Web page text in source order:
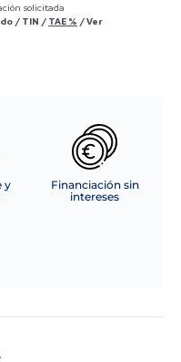
solicitada
/ TIN / TAE % /Ver
y
Financiación sin
intereses